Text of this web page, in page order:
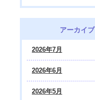
アーカイブ
2026年7月
2026年6月
2026年5月